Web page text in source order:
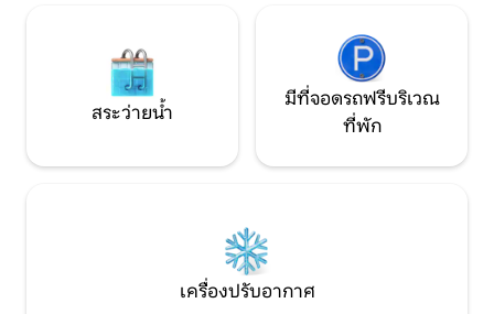
ใหญ่พร้อมกระจกโซฟาชั้นดีและเตียงแฝด
ที่จะกำจัดตามความประสงค์ของผู้เข้าพัก
ผ่านบันไดหินอ่อนสีขาวที่สง่างามเรา
สามารถเข้าถึงห้องครัวบนดาดฟ้าใหม่ล่าสุด
ล้อมรอบฟลอเรนซ์และจุดต่างๆของอาคาร
เก่าแก่ของศูนย์ประวัติศาสตร์ อพาร์ทเมนท์
โดยลิฟต์ที่มีทางเข้าส่วนตัวไปยังชั้น ระเบียง
บนดาดฟ้ามีไว้สำหรับผู้เข้าพักของเราที่มี
บันไดแต่เพียงผู้เดียวจากภายในอพาร์ทเม
นท์เท่านั้น ที่ชั้นเดียวกันในแฟลตที่แยกต่าง
สระว่ายน้ำ
มีที่จอดรถฟรีบริเวณ
ที่พัก
เครื่องปรับอากาศ